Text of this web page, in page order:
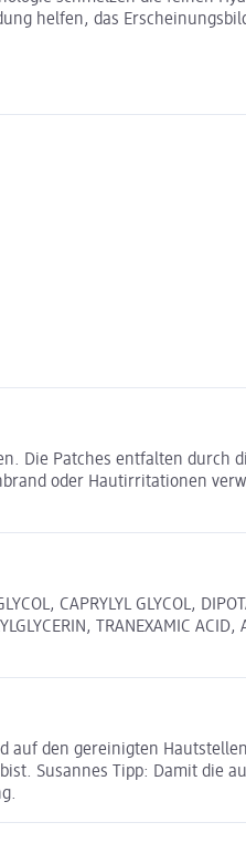
helfen, das
Die Patches entfalten durch
oder Hautirritationen
CAPRYLYL GLYCOL,
TRANEXAMIC ACID,
auf den gereinigten
Susannes Tipp: Damit die